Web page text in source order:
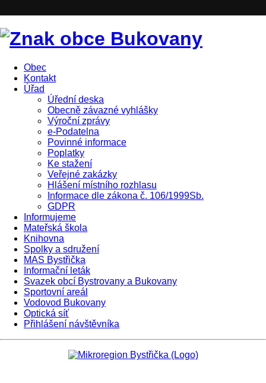
Obec
Kontakt
Úřad
Úřední deska
Obecně závazné vyhlášky
Výroční zprávy
e-Podatelna
Povinné informace
Poplatky
Ke stažení
Veřejné zakázky
Hlášení místního rozhlasu
Informace dle zákona č. 106/1999Sb.
GDPR
Informujeme
Mateřská škola
Knihovna
Spolky a sdružení
MAS Bystřička
Informační leták
Svazek obcí Bystrovany a Bukovany
Sportovní areál
Vodovod Bukovany
Optická síť
Přihlášení návštěvníka